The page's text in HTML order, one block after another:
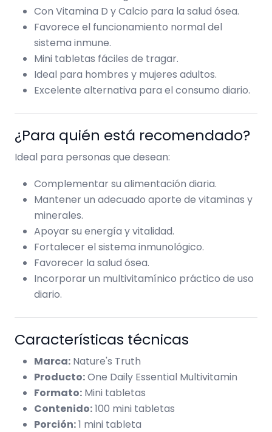
Con Vitamina D y Calcio para la salud ósea.
Favorece el funcionamiento normal del
sistema inmune.
Mini tabletas fáciles de tragar.
Ideal para hombres y mujeres adultos.
Excelente alternativa para el consumo diario.
¿Para quién está recomendado?
Ideal para personas que desean:
Complementar su alimentación diaria.
Mantener un adecuado aporte de vitaminas y
minerales.
Apoyar su energía y vitalidad.
Fortalecer el sistema inmunológico.
Favorecer la salud ósea.
Incorporar un multivitamínico práctico de uso
diario.
Características técnicas
Marca: Nature's Truth
Producto:One Daily Essential Multivitamin
Formato: Mini tabletas
Contenido:100 mini tabletas
Porción:1 mini tableta